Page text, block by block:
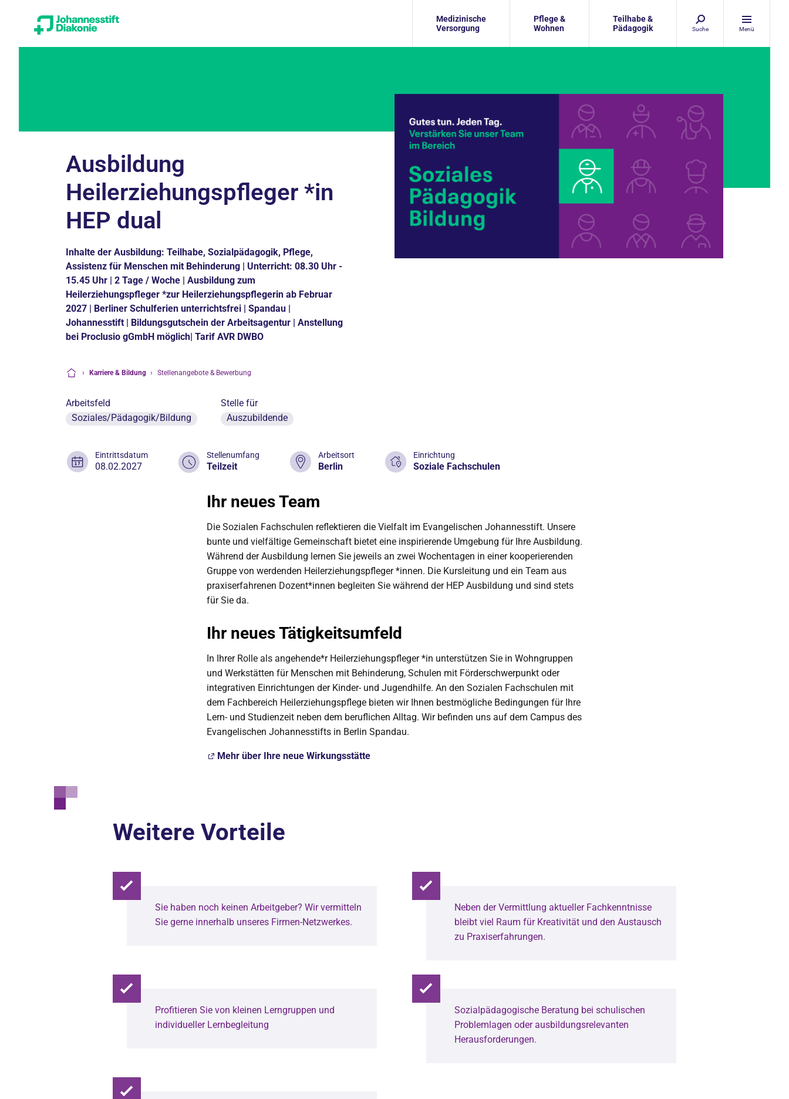
Medizinische
Versorgung
Pflege &
Wohnen
Teilhabe &
Pädagogik
Suche Menü
Ausbildung
Heilerziehungspfleger *in
HEP dual
Inhalte der Ausbildung: Teilhabe, Sozialpädagogik, Pflege,
Assistenz für Menschen mit Behinderung | Unterricht: 08.30 Uhr -
15.45 Uhr | 2 Tage / Woche | Ausbildung zum
Heilerziehungspfleger *zur Heilerziehungspflegerin ab Februar
2027 | Berliner Schulferien unterrichtsfrei | Spandau |
Johannesstift | Bildungsgutschein der Arbeitsagentur | Anstellung
bei Proclusio gGmbH möglich| Tarif AVR DWBO
› Karriere & Bildung › Stellenangebote & Bewerbung
Arbeitsfeld
Soziales/Pädagogik/Bildung
Stelle für
Auszubildende
Eintrittsdatum
08.02.2027
Stellenumfang
Teilzeit
Arbeitsort
Berlin
Einrichtung
Soziale Fachschulen
Ihr neues Team
Die Sozialen Fachschulen reflektieren die Vielfalt im Evangelischen Johannesstift. Unsere
bunte und vielfältige Gemeinschaft bietet eine inspirierende Umgebung für Ihre Ausbildung.
Während der Ausbildung lernen Sie jeweils an zwei Wochentagen in einer kooperierenden
Gruppe von werdenden Heilerziehungspfleger *innen. Die Kursleitung und ein Team aus
praxiserfahrenen Dozent*innen begleiten Sie während der HEP Ausbildung und sind stets
für Sie da.
Ihr neues Tätigkeitsumfeld
In Ihrer Rolle als angehende*r Heilerziehungspfleger *in unterstützen Sie in Wohngruppen
und Werkstätten für Menschen mit Behinderung, Schulen mit Förderschwerpunkt oder
integrativen Einrichtungen der Kinder- und Jugendhilfe. An den Sozialen Fachschulen mit
dem Fachbereich Heilerziehungspflege bieten wir Ihnen bestmögliche Bedingungen für Ihre
Lern- und Studienzeit neben dem beruflichen Alltag. Wir befinden uns auf dem Campus des
Evangelischen Johannesstifts in Berlin Spandau.
Mehr über Ihre neue Wirkungsstätte
Weitere Vorteile
Sie haben noch keinen Arbeitgeber? Wir vermitteln
Sie gerne innerhalb unseres Firmen-Netzwerkes.
Neben der Vermittlung aktueller Fachkenntnisse
bleibt viel Raum für Kreativität und den Austausch
zu Praxiserfahrungen.
Profitieren Sie von kleinen Lerngruppen und
individueller Lernbegleitung
Sozialpädagogische Beratung bei schulischen
Problemlagen oder ausbildungsrelevanten
Herausforderungen.